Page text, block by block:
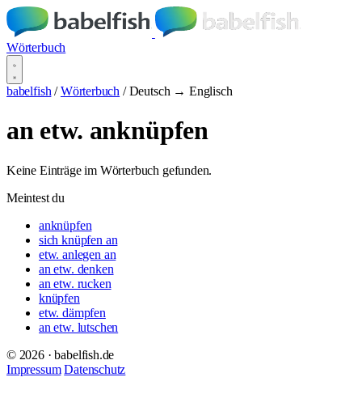
Wörterbuch
babelfish / Wörterbuch / Deutsch → Englisch
an etw. anknüpfen
Keine Einträge im Wörterbuch gefunden.
Meintest du
anknüpfen
sich knüpfen an
etw. anlegen an
an etw. denken
an etw. rucken
knüpfen
etw. dämpfen
an etw. lutschen
© 2026 · babelfish.de
Impressum Datenschutz